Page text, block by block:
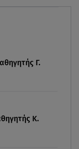
του Ορμούζ
έτους για
Γ.
Κ.